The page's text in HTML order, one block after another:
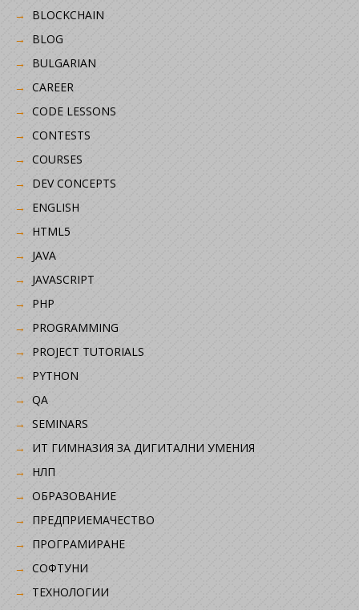
BLOCKCHAIN
BLOG
BULGARIAN
CAREER
CODE LESSONS
CONTESTS
COURSES
DEV CONCEPTS
ENGLISH
HTML5
JAVA
JAVASCRIPT
PHP
PROGRAMMING
PROJECT TUTORIALS
PYTHON
QA
SEMINARS
ИТ ГИМНАЗИЯ ЗА ДИГИТАЛНИ УМЕНИЯ
НЛП
ОБРАЗОВАНИЕ
ПРЕДПРИЕМАЧЕСТВО
ПРОГРАМИРАНЕ
СОФТУНИ
ТЕХНОЛОГИИ